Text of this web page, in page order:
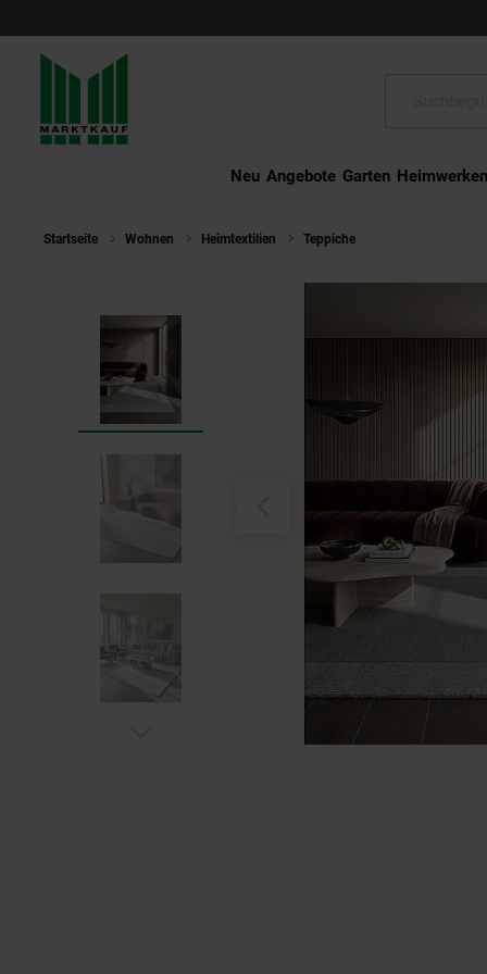
Neu Angebote Garten Heimwerken
Startseite Wohnen Heimtextilien Teppiche